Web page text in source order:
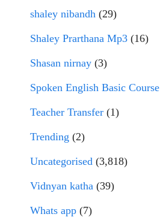
shaley nibandh (29)
Shaley Prarthana Mp3 (16)
Shasan nirnay (3)
Spoken English Basic Course
Teacher Transfer (1)
Trending (2)
Uncategorised (3,818)
Vidnyan katha (39)
Whats app (7)